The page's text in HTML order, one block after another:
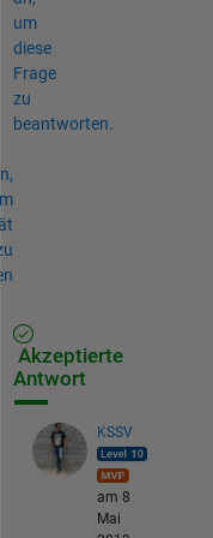
um
diese
Frage
zu
beantworten.
Akzeptierte
Antwort
KSSV
am 8
Mai